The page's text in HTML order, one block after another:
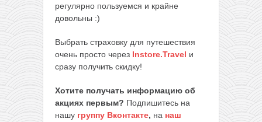
регулярно пользуемся и крайне
довольны :)
Выбрать страховку для путешествия
очень просто через Instore.Travel и
сразу получить скидку!
Хотите получать информацию об
акциях первым? Подпишитесь на
нашу группу Вконтакте, на наш